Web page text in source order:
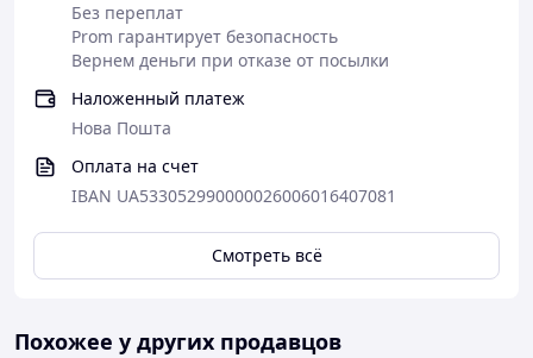
Без переплат
Prom гарантирует безопасность
Вернем деньги при отказе от посылки
Наложенный платеж
Нова Пошта
Оплата на счет
IBAN UA533052990000026006016407081
Смотреть всё
Похожее у других продавцов